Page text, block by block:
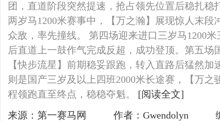
团，直道阶段突然提速，抢占领先位置后稳扎稳
两岁马1200米赛事中，【万之瀚】展现惊人末段
众敌，率先撞线。 第四场迎来进口三岁马1200
后直道上一鼓作气完成反超，成功登顶。第五场
【快步流星】前期稳妥跟跑，转入直路后猛然
则是国产三岁及以上四班2000米长途赛，【万之
程领跑直至终点，稳稳夺魁。 [阅读全文]
来源：第一赛马网
作者：Gwendolyn